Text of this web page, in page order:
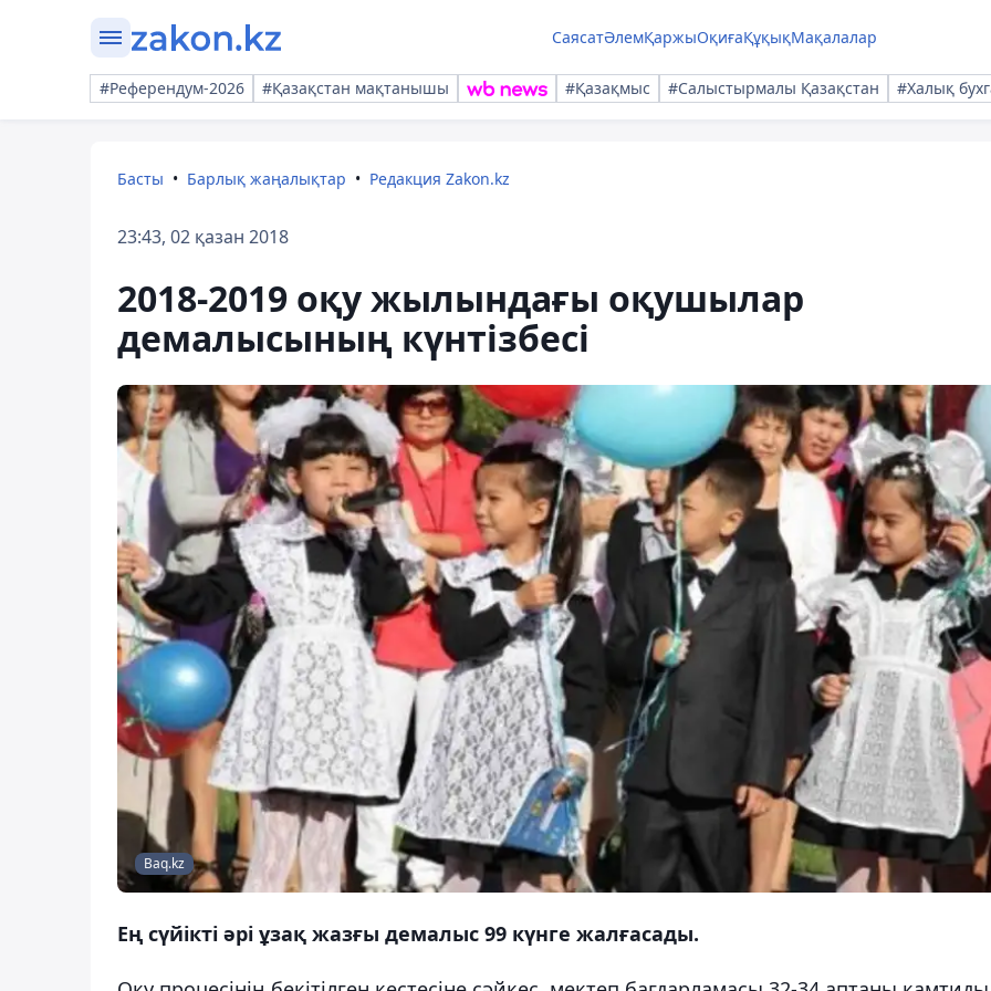
СаясатӘлемҚаржыОқиғаҚұқықМақалалар
#Референдум-2026 #Қазақстан мақтанышы #Қазақмыс #Салыстырмалы Қазақстан #Халық
Басты Барлық жаңалықтар Редакция Zakon.kz
23:43, 02 қазан 2018
2018-2019 оқу жылындағы оқушылар
демалысының күнтізбесі
Baq.kz
Ең сүйікті әрі ұзақ жазғы демалыс 99 күнге жалғасады.